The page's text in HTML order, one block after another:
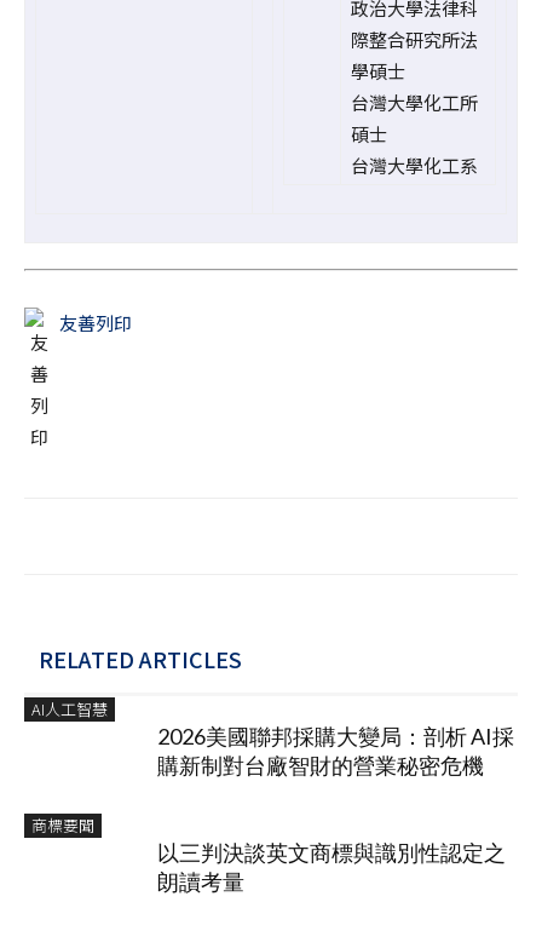
政治大學法律科
際整合研究所法
學碩士
台灣大學化工所
碩士
台灣大學化工系
友善列印
RELATED ARTICLES
AI人工智慧
2026美國聯邦採購大變局：剖析 AI採
購新制對台廠智財的營業秘密危機
商標要聞
以三判決談英文商標與識別性認定之
朗讀考量